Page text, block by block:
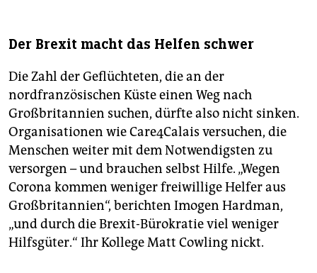
Der Brexit macht das Helfen schwer
Die Zahl der Geflüchteten, die an der
nordfranzösischen Küste einen Weg nach
Großbritannien suchen, dürfte also nicht sinken.
Organisationen wie Care4Calais versuchen, die
Menschen weiter mit dem Notwendigsten zu
versorgen – und brauchen selbst Hilfe. „Wegen
Corona kommen weniger freiwillige Helfer aus
Großbritannien“, berichten Imogen Hardman,
„und durch die Brexit-Bürokratie viel weniger
Hilfsgüter.“ Ihr Kollege Matt Cowling nickt.